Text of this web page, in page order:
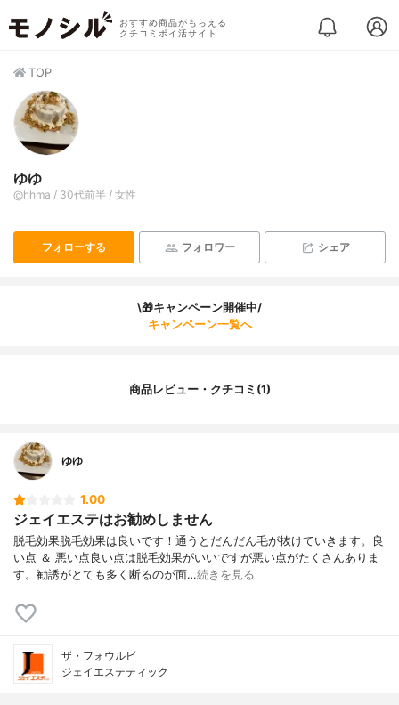
おすすめ商品がもらえる
クチコミポイ活サイト
TOP
ゆゆ
@hhma / 30代前半 / 女性
フォローする フォロワー シェア
\🎁キャンペーン開催中/
キャンペーン一覧へ
商品レビュー・クチコミ(1)
ゆゆ
1.00
ジェイエステはお勧めしません
脱毛効果脱毛効果は良いです！通うとだんだん毛が抜けていきます。良
い点 ＆ 悪い点良い点は脱毛効果がいいですが悪い点がたくさんありま
す。勧誘がとても多く断るのが面…続きを見る
ザ・フォウルビ
ジェイエステティック